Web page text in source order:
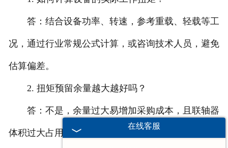
答：结合设备功率、转速，参考重载、轻载等工
况，通过行业常规公式计算，或咨询技术人员，避免
估算偏差。
2. 扭矩预留余量越大越好吗？
答：不是，余量过大易增加采购成本，且联轴器
体积过大占用场地，适配工况即可。
在线客服